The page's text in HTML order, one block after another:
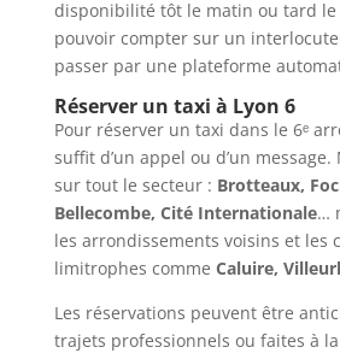
disponibilité tôt le matin ou tard
pouvoir compter sur un
passer par une plateforme
Réserver un taxi à Lyon 6
Pour réserver un taxi dans le 6ᵉ
suffit d’un appel ou d’un
sur tout le secteur : Brotteaux,
Bellecombe, Cité Internationale…
les arrondissements voisins et les
limitrophes comme Caluire,
Les réservations peuvent être
trajets professionnels ou faites à